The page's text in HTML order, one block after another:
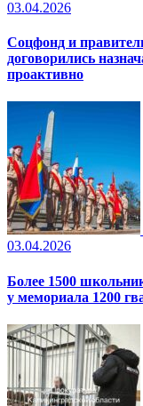
03.04.2026
Соцфонд и
договорились
проактивно
03.04.2026
Более 1500
у мемориала 1200